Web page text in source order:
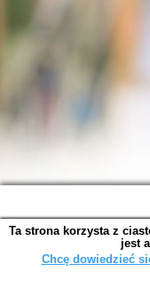
Ta strona korzysta z
jest
Chcę dowiedzieć